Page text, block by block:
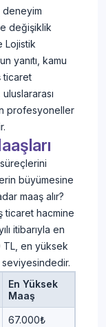
deneyim
değişiklik
Lojistik
yanıtı, kamu
ticaret
profesyoneller
büyümesine
maaş alır?
ticaret hacmine
itibarıyla en
TL, en yüksek
seviyesindedir.
En Yüksek
Maaş
67.000₺